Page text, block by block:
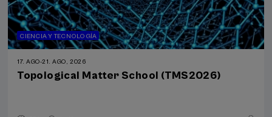
CIENCIA Y TECNOLOGÍA
17. AGO-21. AGO, 2026
Topological Matter School (TMS2026)